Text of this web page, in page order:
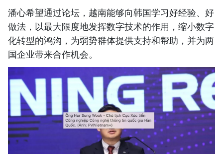
潘心希望通过论坛，越南能够向韩国学习好经验、好
做法，以最大限度地发挥数字技术的作用，缩小数字
化转型的鸿沟，为弱势群体提供支持和帮助，并为两
国企业带来合作机会。